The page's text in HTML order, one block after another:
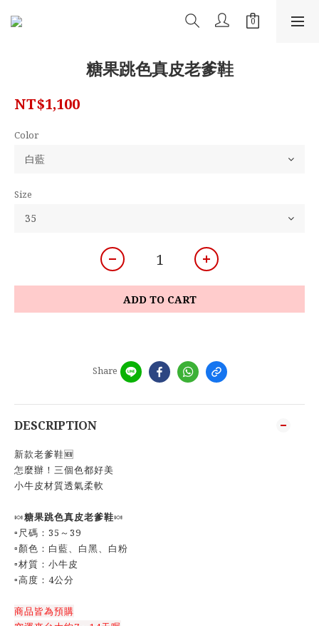
糖果跳色真皮老爹鞋
NT$1,100
Color
Size
ADD TO CART
Share
DESCRIPTION
新款老爹鞋🆕
怎麼辦！三個色都好美
小牛皮材質透氣柔軟
🍬糖果跳色真皮老爹鞋🍬
▫️尺碼：35～39
▫️顏色：白藍、白黑、白粉
▫️材質：小牛皮
▫️高度：4公分
商品皆為預購